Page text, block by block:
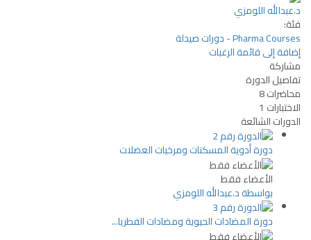
د.عبدالله اللومزي
فئة:
Pharma Courses - دورات صيدلة
إضافة إلى قائمة الرغبات
مشاركة
تفاصيل الدورة
محاضرات8
الاختبارات 1
الدورات الشائعة
دورة أدوية المسكنات ومرخيات العضلات
الأعضاء فقط
بواسطة د.عبدالله اللومزي
دورة المضادات الحيوية ومضادات الفطريا...